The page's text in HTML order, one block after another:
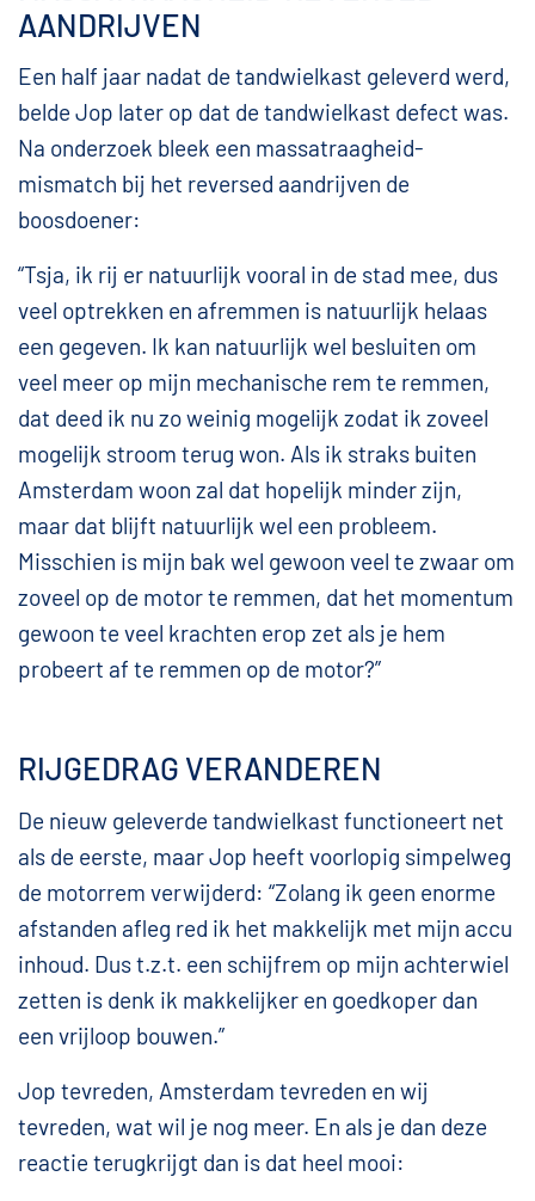
AANDRIJVEN
Een half jaar nadat de tandwielkast geleverd werd,
belde Jop later op dat de tandwielkast defect was.
Na onderzoek bleek een massatraagheid-
mismatch bij het reversed aandrijven de
boosdoener:
“Tsja, ik rij er natuurlijk vooral in de stad mee, dus
veel optrekken en afremmen is natuurlijk helaas
een gegeven. Ik kan natuurlijk wel besluiten om
veel meer op mijn mechanische rem te remmen,
dat deed ik nu zo weinig mogelijk zodat ik zoveel
mogelijk stroom terug won. Als ik straks buiten
Amsterdam woon zal dat hopelijk minder zijn,
maar dat blijft natuurlijk wel een probleem.
Misschien is mijn bak wel gewoon veel te zwaar om
zoveel op de motor te remmen, dat het momentum
gewoon te veel krachten erop zet als je hem
probeert af te remmen op de motor?”
RIJGEDRAG VERANDEREN
De nieuw geleverde tandwielkast functioneert net
als de eerste, maar Jop heeft voorlopig simpelweg
de motorrem verwijderd: “Zolang ik geen enorme
afstanden afleg red ik het makkelijk met mijn accu
inhoud. Dus t.z.t. een schijfrem op mijn achterwiel
zetten is denk ik makkelijker en goedkoper dan
een vrijloop bouwen.”
Jop tevreden, Amsterdam tevreden en wij
tevreden, wat wil je nog meer. En als je dan deze
reactie terugkrijgt dan is dat heel mooi: